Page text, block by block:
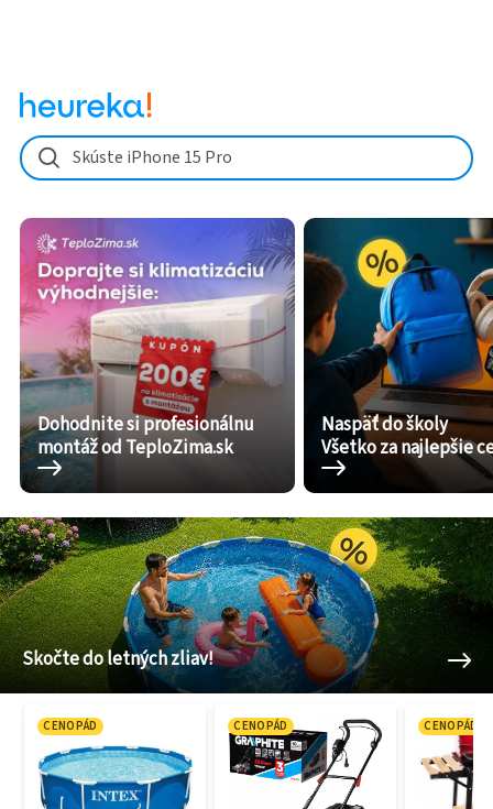
Skúste iPhone 15 Pro
Dohodnite si profesionálnu
montáž od TeploZima.sk
Naspäť do školy
Všetko za najlepšie
Skočte do letných zliav!
CENOPÁD CENOPÁD CENOPÁD